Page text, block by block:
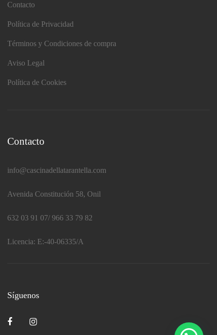
Contacto
Política de Privacidad
Términos y Condiciones de compra
Aviso Legal
Política de Cookies
Contacto
info@cascinadellatarantella.com
Avenida Constitución 58, Onil
632 03 91 07/ 966 33 79 82
Licencia: E:-40-06335/A
Síguenos